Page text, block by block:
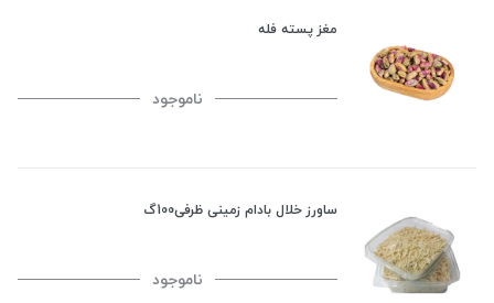
مغز پسته فله
ناموجود
ساورز خلال بادام زمینی ظرفی100گ
ناموجود